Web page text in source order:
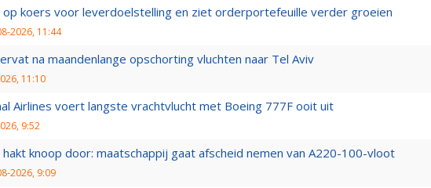
op koers voor leverdoelstelling en ziet orderportefeuille verder groeien
2026, 11:44
na maandenlange opschorting vluchten naar Tel Aviv
11:10
Airlines voert langste vrachtvlucht met Boeing 777F ooit uit
9:52
hakt knoop door: maatschappij gaat afscheid nemen van A220-100-vloot
2026, 9:09